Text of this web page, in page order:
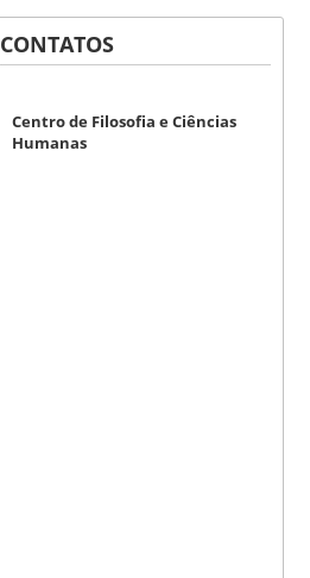
CONTATOS
Centro de Filosofia e Ciências
Humanas